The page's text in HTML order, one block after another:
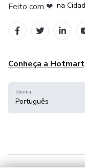
Feito com ❤ na
Conheça a Hotmart
Idioma
Português